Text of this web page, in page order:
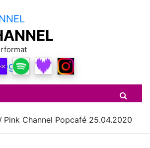
Pink Channel Popcafé 25.04.2020